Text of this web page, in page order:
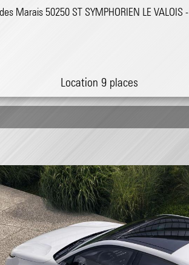
Location 9 places
Marais 50250 ST SYMPHORIEN LE VALOIS -